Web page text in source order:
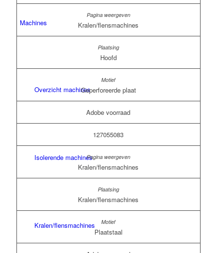
Machines
Overzicht machines
Isolerende machines
Kralen/flensmachines
Kralen/flensmachines
Hoofd
Geperforeerde plaat
Adobe voorraad
127055083
Kralen/flensmachines
Kralen/flensmachines
Plaatstaal